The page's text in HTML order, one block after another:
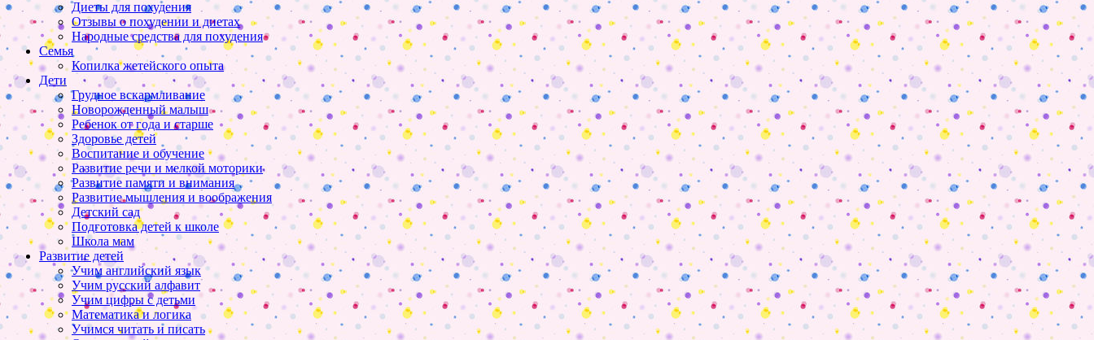
Диеты для похудения
Отзывы о похудении и диетах
Народные средства для похудения
Семья
Копилка жетейского опыта
Дети
Грудное вскармливание
Новорожденный малыш
Ребенок от года и старше
Здоровье детей
Воспитание и обучение
Развитие речи и мелкой моторики
Развитие памяти и внимания
Развитие мышления и воображения
Детский сад
Подготовка детей к школе
Школа мам
Развитие детей
Учим английский язык
Учим русский алфавит
Учим цифры с детьми
Математика и логика
Учимся читать и писать